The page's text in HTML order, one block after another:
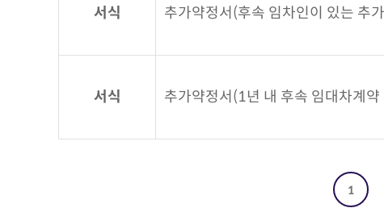
서식 추가약정서(후속 임차인이 있는 추
서식 추가약정서(1년 내 후속 임대차계약
1